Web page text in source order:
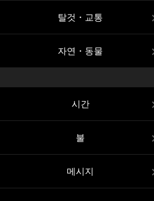
탈것・교통
자연・동물
시간
불
메시지